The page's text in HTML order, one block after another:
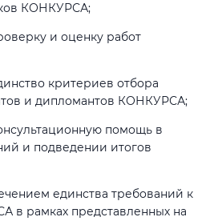
КОНКУРСА;
и оценку работ
критериев отбора
и дипломантов КОНКУРСА;
помощь в
и подведении итогов
единства требований к
в рамках представленных на